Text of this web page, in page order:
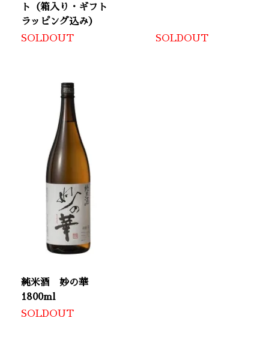
ト（箱入り・ギフト
ラッピング込み）
SOLDOUT
SOLDOUT
純米酒 妙の華
1800ml
SOLDOUT